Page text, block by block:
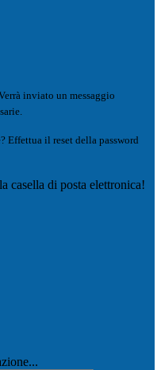
inviato un messaggio
Effettua il reset della password
casella di posta elettronica!